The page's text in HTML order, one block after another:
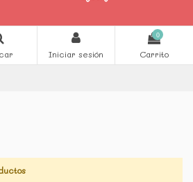
Iniciar sesión
0
Carrito